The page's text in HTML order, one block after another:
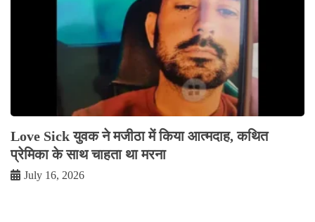
Love Sick युवक ने मजीठा में किया आत्मदाह, कथित
प्रेमिका के साथ चाहता था मरना
July 16, 2026